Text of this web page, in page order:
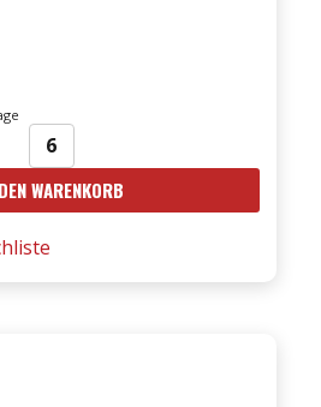
24er
Antica
VDT
WARENKORB